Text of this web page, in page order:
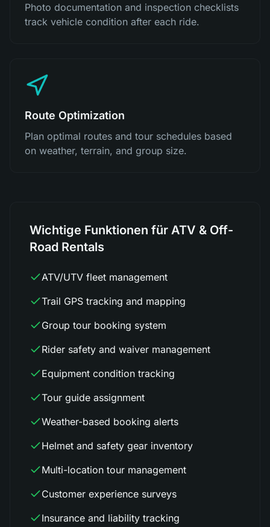
Photo documentation and inspection checklists
track vehicle condition after each ride.
Route Optimization
Plan optimal routes and tour schedules based
on weather, terrain, and group size.
Wichtige Funktionen für ATV & Off-
Road Rentals
ATV/UTV fleet management
Trail GPS tracking and mapping
Group tour booking system
Rider safety and waiver management
Equipment condition tracking
Tour guide assignment
Weather-based booking alerts
Helmet and safety gear inventory
Multi-location tour management
Customer experience surveys
Insurance and liability tracking